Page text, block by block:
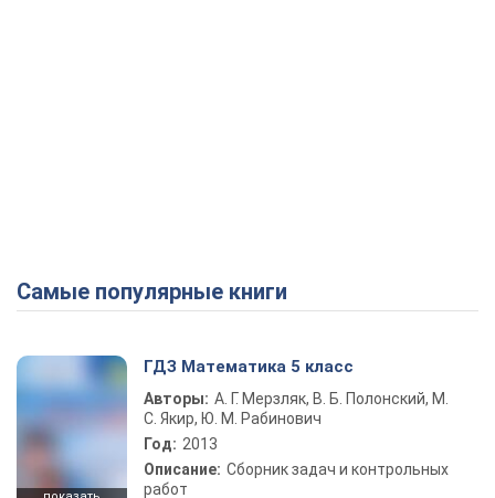
Самые популярные книги
ГДЗ Математика 5 класс
Авторы: А. Г. Мерзляк, В. Б. Полонский, М.
С. Якир, Ю. М. Рабинович
Год: 2013
Описание: Сборник задач и контрольных
работ